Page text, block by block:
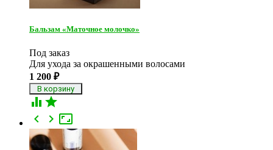
Бальзам «Маточное молочко»
Под заказ
Для ухода за окрашенными волосами
1 200 ₽
 

 